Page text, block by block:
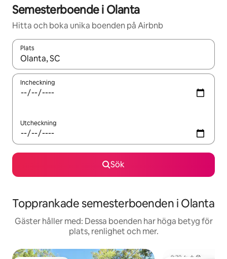
Semesterboende i Olanta
Hitta och boka unika boenden på Airbnb
Plats
När resultaten är tillgängliga kan du navigera med upp- och
Incheckning
Utcheckning
Sök
Topprankade semesterboenden i Olanta
Gäster håller med: Dessa boenden har höga betyg för
plats, renlighet och mer.